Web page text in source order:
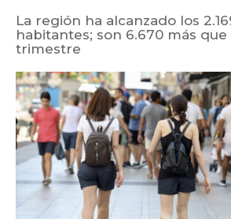
La región ha alcanzado los
habitantes; son 6.670 más
trimestre